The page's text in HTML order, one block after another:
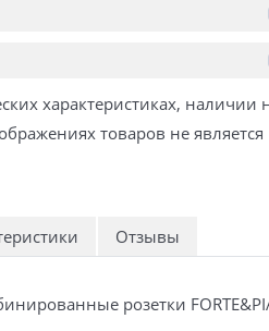
характеристиках, наличии
товаров не является
Отзывы
розетки